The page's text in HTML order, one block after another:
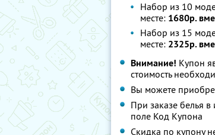
Набор из 10
месте: 1680р.
Набор из 15
месте: 2325р.
Внимание! Купон
стоимость
Вы можете
При заказе белья
поле Код Купона
Скидка по купону